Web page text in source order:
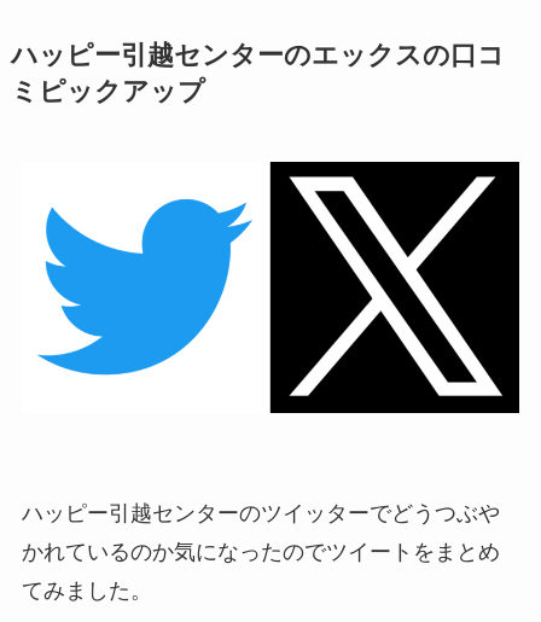
ハッピー引越センターのエックスの口コ
ミピックアップ
ハッピー引越センターのツイッターでどうつぶや
かれているのか気になったのでツイートをまとめ
てみました。